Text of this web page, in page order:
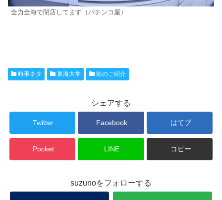
全力全海で閉店してます（パチンコ屋）
時事ネタ 東海大学 街のご紹介
シェアする
Twitter Facebook はてブ
Pocket LINE コピー
suzunoをフォローする